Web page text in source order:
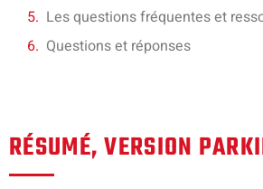
Les questions fréquentes et
Questions et réponses
RÉSUMÉ, VERSION